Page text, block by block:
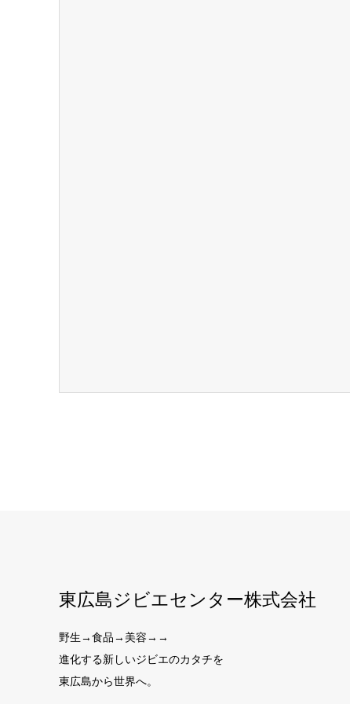
東広島ジビエセンター株式会社
野生→食品→美容→→
進化する新しいジビエのカタチを
東広島から世界へ。